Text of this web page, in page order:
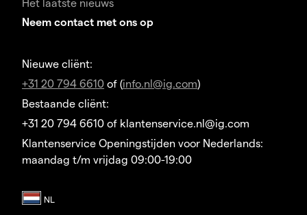
Het laatste nieuws
Neem contact met ons op
Nieuwe cliënt:
+31 20 794 6610 of (info.nl@ig.com)
Bestaande cliënt:
+31 20 794 6610 of klantenservice.nl@ig.com
Klantenservice Openingstijden voor Nederlands:
maandag t/m vrijdag 09:00-19:00